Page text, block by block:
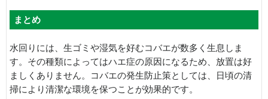
まとめ
水回りには、生ゴミや湿気を好むコバエが数多く生息しま
す。その種類によってはハエ症の原因になるため、放置は好
ましくありません。コバエの発生防止策としては、日頃の清
掃により清潔な環境を保つことが効果的です。